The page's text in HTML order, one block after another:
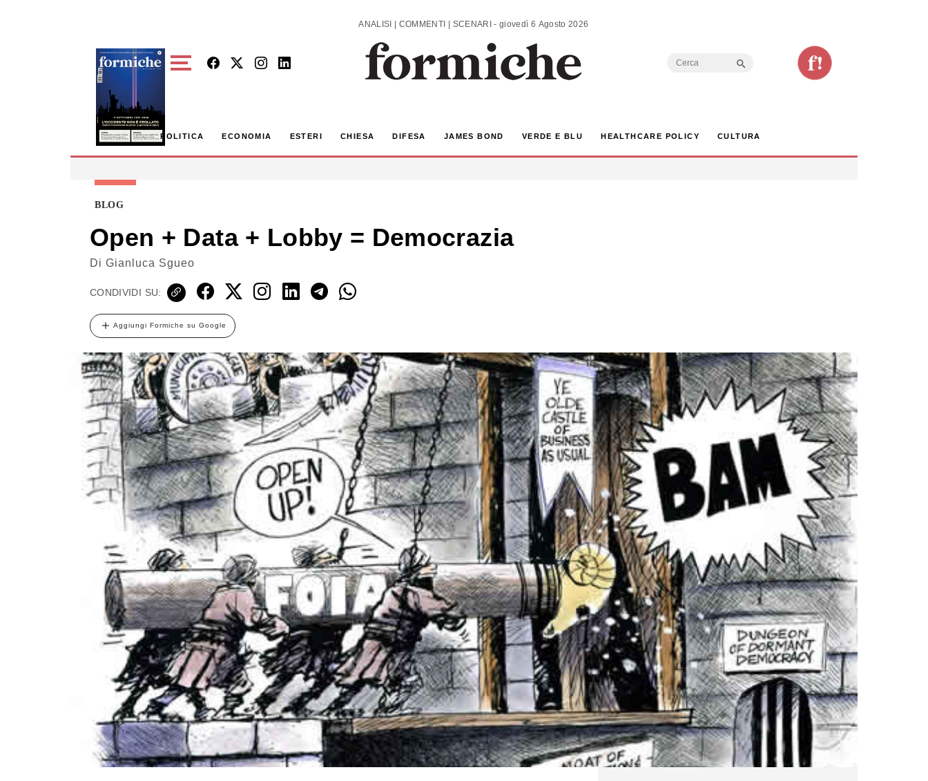
ANALISI | COMMENTI | SCENARI - giovedì 6 Agosto 2026
Search
POLITICA ECONOMIA ESTERI CHIESA DIFESA JAMES BOND VERDE E BLU HEALTHCARE POLICY CULTURA
BLOG
Open + Data + Lobby = Democrazia
Di Gianluca Sgueo
CONDIVIDI SU:
Aggiungi Formiche su Google